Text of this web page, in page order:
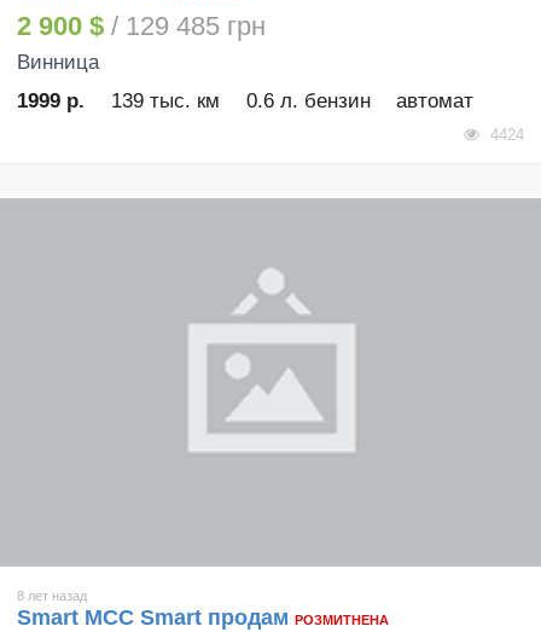
2 900 $ / 129 485 грн
Винница
1999 р.
139 тыс. км 0.6 л. бензин автомат
4424
8 лет назад
Smart MCC Smart продам РОЗМИТНЕНА